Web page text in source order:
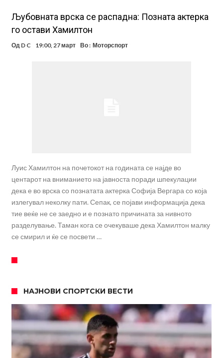
Љубовната врска се распадна: Позната актерка
го остави Хамилтон
Од D C 19:00, 27 март Во : Моторспорт
Луис Хамилтон на почетокот на годината се најде во
центарот на вниманието на јавноста поради шпекулации
дека е во врска со познатата актерка Софија Вергара со која
излегувал неколку пати. Сепак, се појави информација дека
тие веќе не се заедно и е познато причината за нивното
разделување. Таман кога се очекуваше дека Хамилтон малку
се смирил и ќе се посвети …
НАЈНОВИ СПОРТСКИ ВЕСТИ